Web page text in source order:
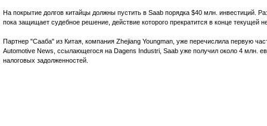
На покрытие долгов китайцы должны пустить в Saab порядка $40 млн. инвестиций.
пока защищает судебное решение, действие которого прекратится в конце текущей
Партнер "Сааба" из Китая, компания Zhejiang Youngman, уже перечислила первую
Automotive News, ссылающегося на Dagens Industri, Saab уже получил около 4 млн.
налоговых задолженностей.